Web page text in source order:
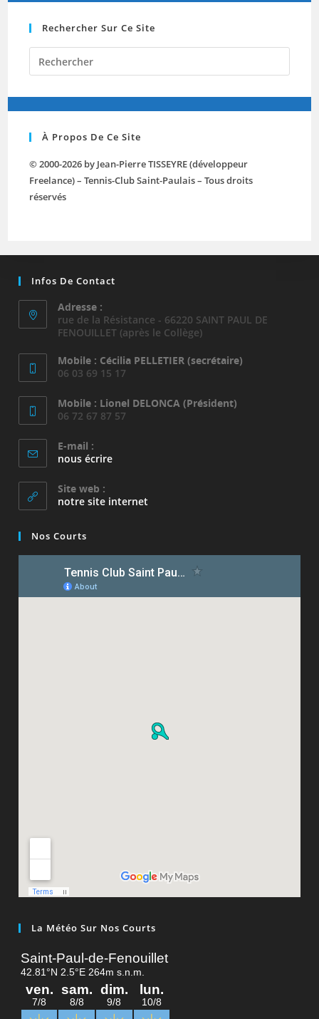
Rechercher Sur Ce Site
close
À Propos De Ce Site
© 2000-2026 by Jean-Pierre TISSEYRE (développeur
Freelance) – Tennis-Club Saint-Paulais – Tous droits
réservés
Infos De Contact
Adresse :
rue de la Résistance - 66220 SAINT PAUL DE
FENOUILLET (après le Collège)
Mobile : Cécilia PELLETIER (secrétaire)
06 03 69 15 17
Mobile : Lionel DELONCA (Président)
06 72 67 87 57
E-mail :
nous écrireS’ouvre
application
Site web :
notre site internet
Nos Courts
La Météo Sur Nos Courts